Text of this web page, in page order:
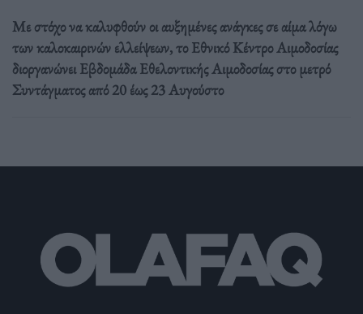
Με στόχο να καλυφθούν οι αυξημένες ανάγκες σε αίμα λόγω
των καλοκαιρινών ελλείψεων, το Εθνικό Κέντρο Αιμοδοσίας
διοργανώνει Εβδομάδα Εθελοντικής Αιμοδοσίας στο μετρό
Συντάγματος από 20 έως 23 Αυγούστο